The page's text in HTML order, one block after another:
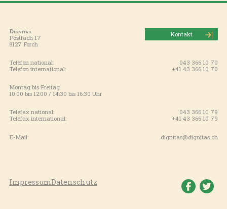
Dignitas
Postfach 17
8127 Forch
Kontakt
Telefon national:
043 366 10 70
Telefon international:
+41 43 366 10 70
Montag bis Freitag
10:00 bis 12:00 / 14:30 bis 16:30 Uhr
Telefax national:
043 366 10 79
Telefax international:
+41 43 366 10 79
E-Mail: dignitas@dignitas.ch
ImpressumDatenschutz